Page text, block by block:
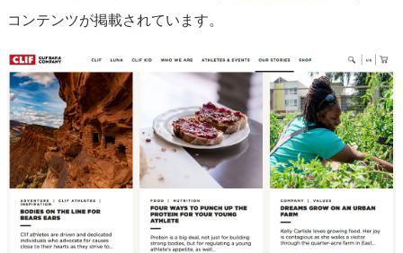
コンテンツが掲載されています。